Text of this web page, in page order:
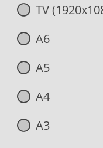
TV
A6
A5
A4
A3